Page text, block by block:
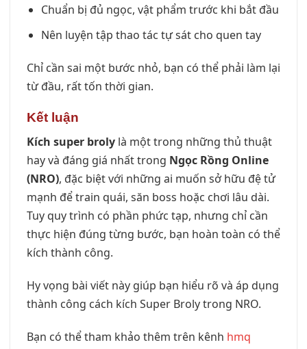
Chuẩn bị đủ ngọc, vật phẩm trước khi bắt đầu
Nên luyện tập thao tác tự sát cho quen tay
Chỉ cần sai một bước nhỏ, bạn có thể phải làm lại
từ đầu, rất tốn thời gian.
Kết luận
Kích super broly là một trong những thủ thuật
hay và đáng giá nhất trong Ngọc Rồng Online
(NRO), đặc biệt với những ai muốn sở hữu đệ tử
mạnh để train quái, săn boss hoặc chơi lâu dài.
Tuy quy trình có phần phức tạp, nhưng chỉ cần
thực hiện đúng từng bước, bạn hoàn toàn có thể
kích thành công.
Hy vọng bài viết này giúp bạn hiểu rõ và áp dụng
thành công cách kích Super Broly trong NRO.
Bạn có thể tham khảo thêm trên kênh hmq